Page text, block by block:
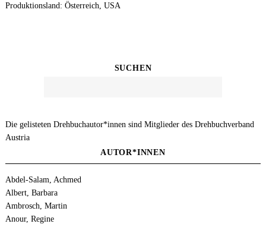
Produktionsland: Österreich, USA
SUCHEN
Die gelisteten Drehbuchautor*innen sind Mitglieder des Drehbuchverband
Austria
AUTOR*INNEN
Abdel-Salam, Achmed
Albert, Barbara
Ambrosch, Martin
Anour, Regine